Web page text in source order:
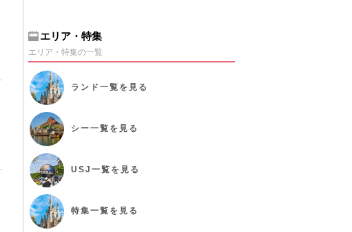
エリア・特集
エリア・特集の一覧
ランド 一覧を見る
シー一覧を見る
USJ 一覧を見る
特集一覧を見る